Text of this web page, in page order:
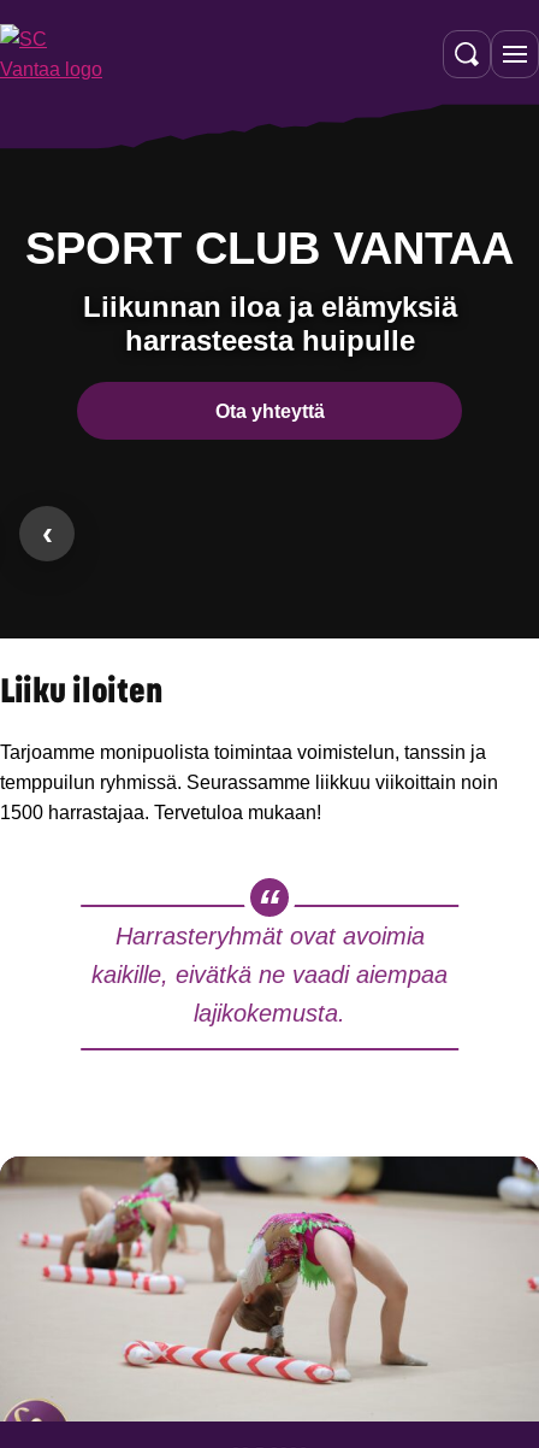
sisältöön
SPORT CLUB VANTAA
Liikunnan iloa ja elämyksiä
harrasteesta huipulle
Ota yhteyttä
‹
Liiku iloiten
Tarjoamme monipuolista toimintaa voimistelun, tanssin ja
temppuilun ryhmissä. Seurassamme liikkuu viikoittain noin
1500 harrastajaa. Tervetuloa mukaan!
Harrasteryhmät ovat avoimia
kaikille, eivätkä ne vaadi aiempaa
lajikokemusta.